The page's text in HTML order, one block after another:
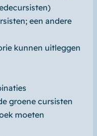
een andere
kunnen uitleggen
groene cursisten
moeten